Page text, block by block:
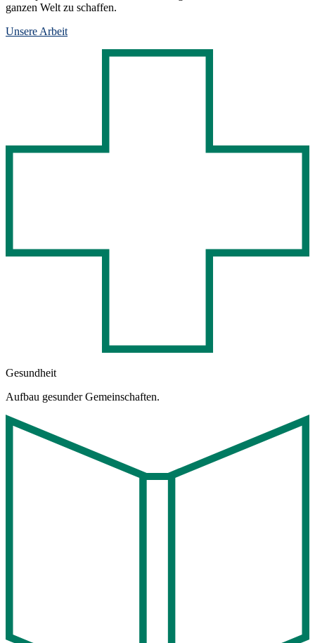
ganzen Welt zu schaffen.
Unsere Arbeit
Gesundheit
Aufbau gesunder Gemeinschaften.